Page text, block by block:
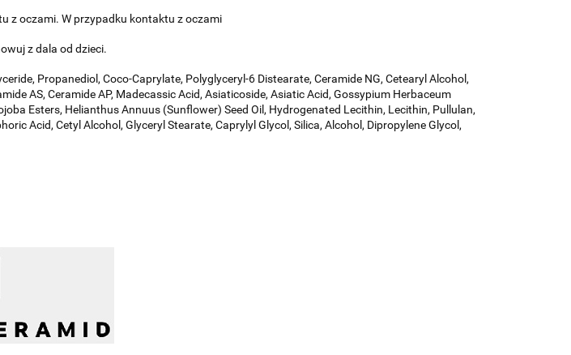
z oczami. W przypadku kontaktu z oczami
z dala od dzieci.
Propanediol, Coco-Caprylate, Polyglyceryl-6 Distearate, Ceramide NG, Cetearyl Alcohol,
AS, Ceramide AP, Madecassic Acid, Asiaticoside, Asiatic Acid, Gossypium Herbaceum
Esters, Helianthus Annuus (Sunflower) Seed Oil, Hydrogenated Lecithin, Lecithin, Pullulan,
Acid, Cetyl Alcohol, Glyceryl Stearate, Caprylyl Glycol, Silica, Alcohol, Dipropylene Glycol,